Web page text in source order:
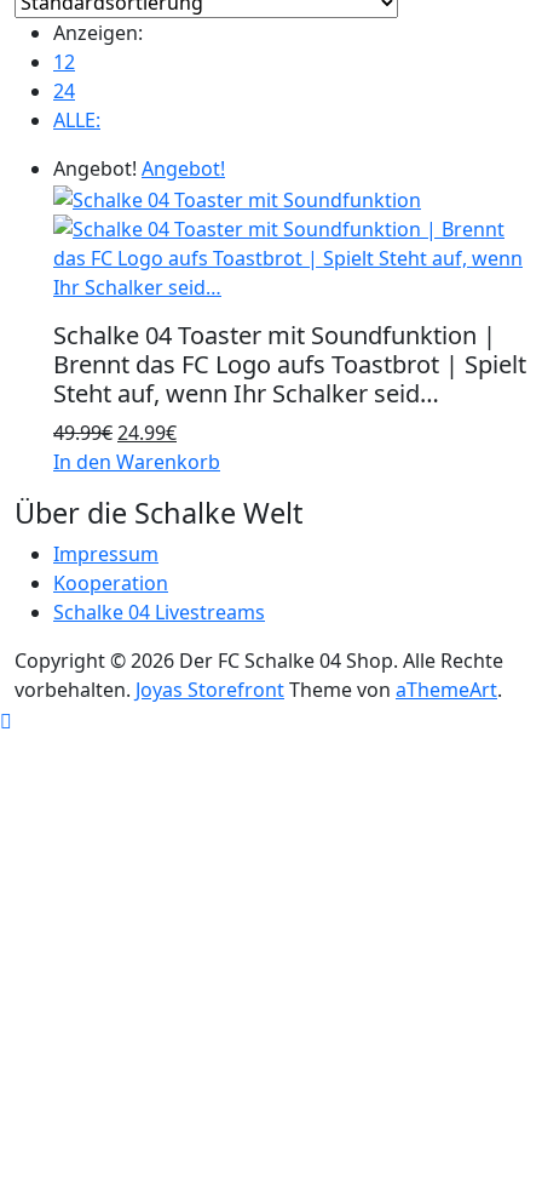
Anzeigen:
12
24
ALLE:
Angebot! Angebot!
Schalke 04 Toaster mit Soundfunktion |
Brennt das FC Logo aufs Toastbrot | Spielt
Steht auf, wenn Ihr Schalker seid…
49.99€ Ursprünglicher
Preis
49.99€
24.99€Aktueller
Preis
24.99€.
In den Warenkorb
Über die Schalke Welt
Impressum
Kooperation
Schalke 04 Livestreams
Copyright © 2026 Der FC Schalke 04 Shop. Alle Rechte
vorbehalten. Joyas StorefrontTheme von aThemeArt.